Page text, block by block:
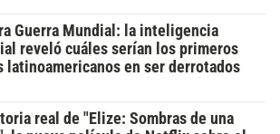
Guerra Mundial: la inteligencia
reveló cuáles serían los primeros
latinoamericanos en ser derrotados
real de "Elize: Sombras de una